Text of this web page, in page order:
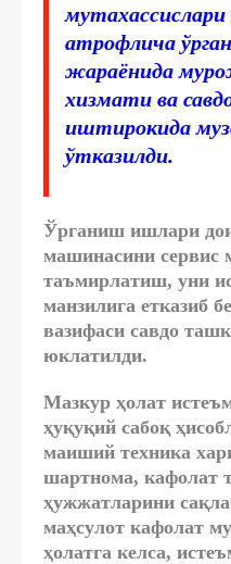
атрофлича
жараёнида
хизмати ва
иштирокида
ўтказилди.
Ўрганиш ишлари
машинасини сервис
таъмирлатиш, уни
манзилига етказиб
вазифаси савдо
юклатилди.
Мазкур ҳолат
ҳуқуқий сабоқ
маиший техника
шартнома, кафолат
ҳужжатларини
маҳсулот кафолат
ҳолатга келса,